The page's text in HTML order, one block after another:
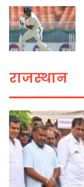
राजस्थान